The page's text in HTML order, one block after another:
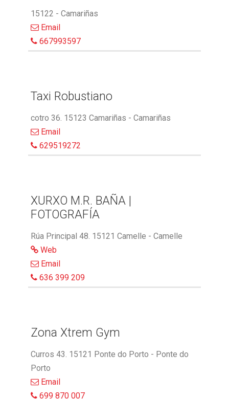
15122 - Camariñas
Email
667993597
Taxi Robustiano
cotro 36. 15123 Camariñas - Camariñas
Email
629519272
XURXO M.R. BAÑA |
FOTOGRAFÍA
Rúa Principal 48. 15121 Camelle - Camelle
Web
Email
636 399 209
Zona Xtrem Gym
Curros 43. 15121 Ponte do Porto - Ponte do
Porto
Email
699 870 007